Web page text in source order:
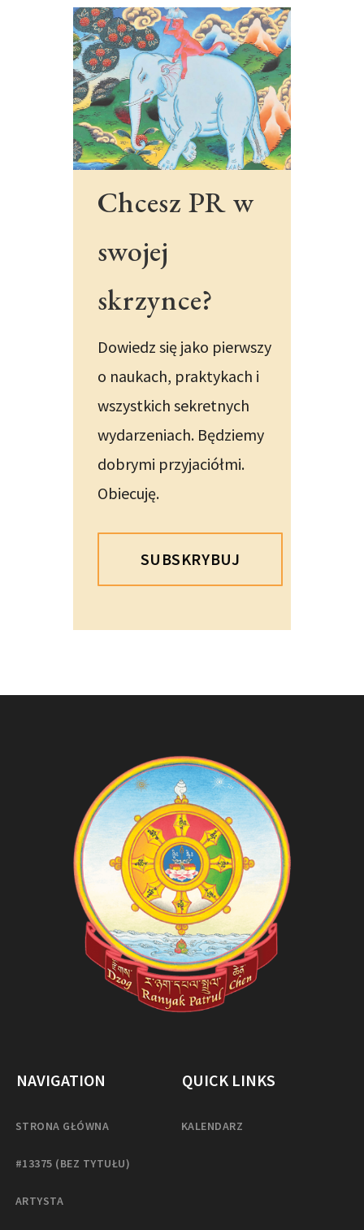
Chcesz PR w
swojej
skrzynce?
Dowiedz się jako pierwszy
o naukach, praktykach i
wszystkich sekretnych
wydarzeniach. Będziemy
dobrymi przyjaciółmi.
Obiecuję.
SUBSKRYBUJ
NAVIGATION
STRONA GŁÓWNA
#13375 (BEZ TYTUŁU)
ARTYSTA
QUICK LINKS
KALENDARZ